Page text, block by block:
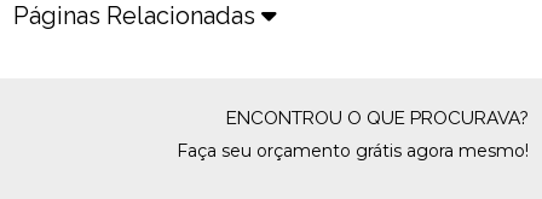
Páginas Relacionadas
ENCONTROU O QUE PROCURAVA?
Faça seu orçamento grátis agora mesmo!